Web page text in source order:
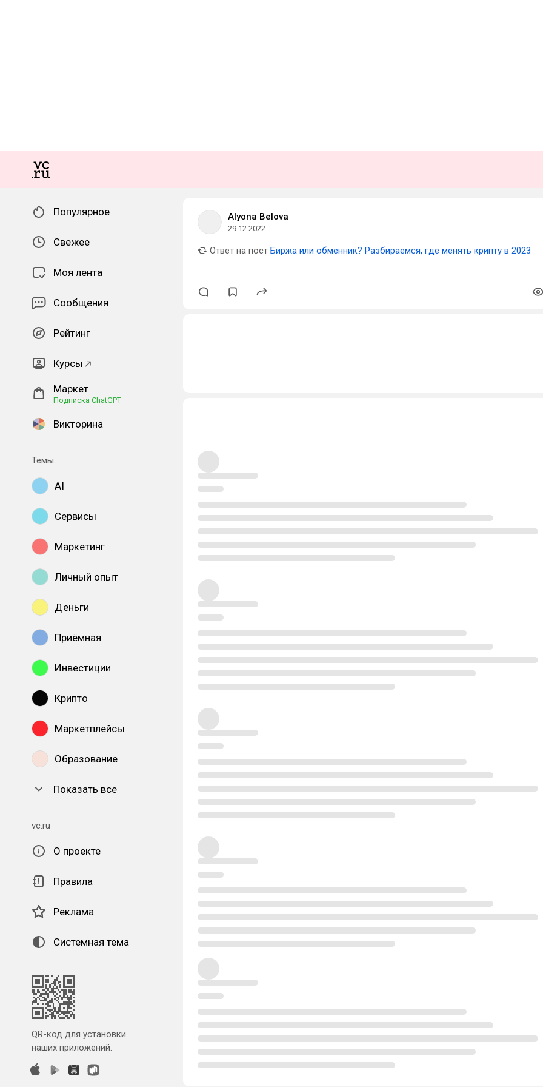
Популярное
Свежее
Моя лента
Сообщения
Рейтинг
Курсы
Маркет
Подписка ChatGPT
Викторина
Темы
AI
Сервисы
Маркетинг
Личный опыт
Деньги
Приёмная
Инвестиции
Крипто
Маркетплейсы
Образование
Показать все
vc.ru
О проекте
Правила
Реклама
Системная тема
QR-код для установки
наших приложений.
Alyona Belova
29.12.2022
Ответ на пост Биржа или обменник? Разбираемся, где менять крипту в 2023